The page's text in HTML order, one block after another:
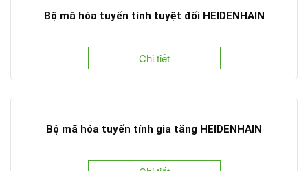
Bộ mã hóa tuyến tính tuyệt đối HEIDENHAIN
Chi tiết
Bộ mã hóa tuyến tính gia tăng HEIDENHAIN